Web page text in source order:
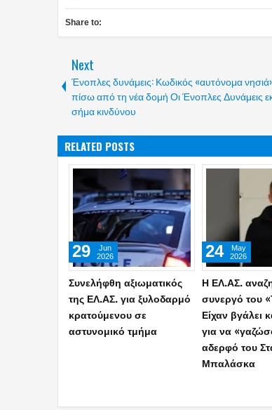
Share to:
Next
Ένοπλες δυνάμεις: Κωδικός «αυτόνομα
πίσω από τη νέα δομή Οι Ένοπλες Δυνάμεις
σήμα κινδύνου
RELATED POSTS
«Ραγίζει καρδιές» ο
ταξίαρχος της ΕΛ.ΑΣ. για
τον 25χρονο γιο του:
«Καλό ταξίδι στην
23
Apr
2026
Άγιος
25χρονος
νεκρός στο
Ασυρμάτου –
υψηλόβαθμου
αξιωματικού
23
Apr
2026